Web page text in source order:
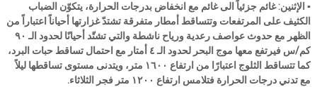
▪️ الإثنين: غائم جزئياً الى غائم مع انخفاض بدرجات الحرارة، يتكوّن الضباب
الكثيف على المرتفعات وتتساقط أمطار متفرقة تشتدّ غزارتها أحياناً اعتباراً من
الظهر مع حدوث عواصف رعدية ورياح ناشطة والتي تشتّد أحيانًا لحدود الـ ٩٠
كم/س فيرتفع معها موج البحر لحدود الـ ٤ أمتار مع احتمال تساقط حبات البرد،
كما تتساقط الثلوج اعتبارًا من ارتفاع ١٦٠٠ متر، ويتدنى مستوى تساقطها ليلاً
مع تدني درجات الحرارة فتلامس ارتفاع ١٢٠٠ متر فجر الثلاثاء.